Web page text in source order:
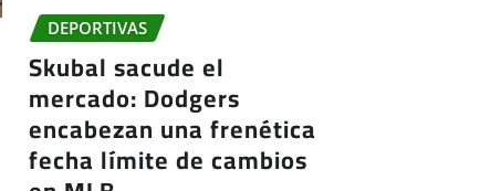
DEPORTIVAS
Skubal sacude el
mercado: Dodgers
encabezan una frenética
fecha límite de cambios